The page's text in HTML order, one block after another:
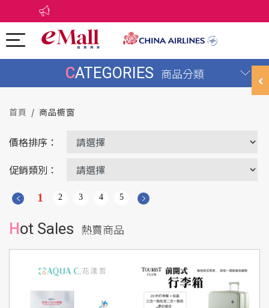
CATEGORIES 商品分類
首頁 商品櫥窗
價格排序：
促銷類別：
1 2 3 4 5
Hot Sales 熱賣商品